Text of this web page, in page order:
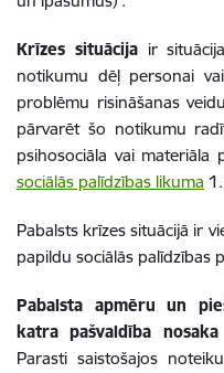
Krīzes situācija ir
notikumu dēļ personai
problēmu risināšanas
pārvarēt šo notikumu
psihosociāla vai materiāla
sociālās palīdzības likuma
Pabalsts krīzes situācijā ir
papildu sociālās palīdzības
Pabalsta apmēru un
katra pašvaldība
Parasti saistošajos